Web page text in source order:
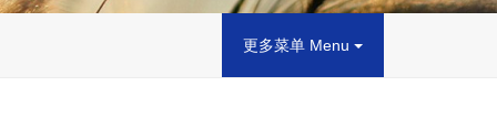
更多菜单 Menu